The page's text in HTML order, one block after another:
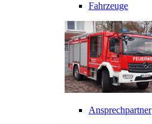
Fahrzeuge
Ansprechpartner